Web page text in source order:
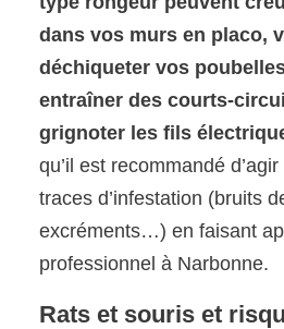
dans vos murs en placo,
déchiqueter vos
entraîner des courts-
grignoter les fils
qu’il est recommandé
traces d’infestation (bruits
excréments…) en faisant
professionnel à Narbonne.
Rats et souris et